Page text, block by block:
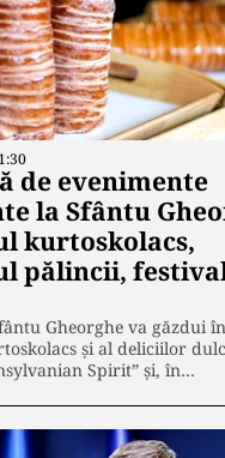
de evenimente
la Sfântu
kurtoskolacs,
pălincii,
Gheorghe va găzdui
şi al deliciilor
Spirit” şi, în…